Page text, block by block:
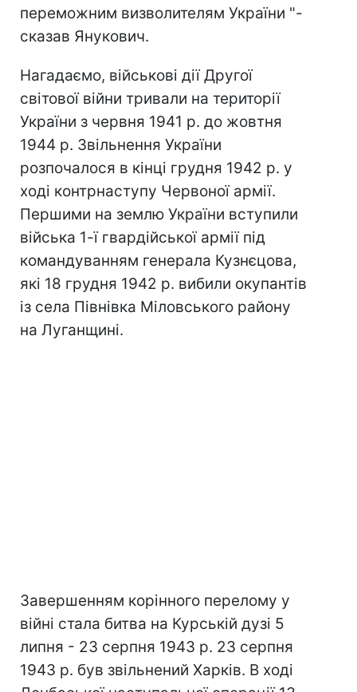
переможним визволителям України "-
сказав Янукович.
Нагадаємо, військові дії Другої
світової війни тривали на території
України з червня 1941 р. до жовтня
1944 р. Звільнення України
розпочалося в кінці грудня 1942 р. у
ході контрнаступу Червоної армії.
Першими на землю України вступили
війська 1-ї гвардійської армії під
командуванням генерала Кузнєцова,
які 18 грудня 1942 р. вибили окупантів
із села Півнівка Міловського району
на Луганщині.
Завершенням корінного перелому у
війні стала битва на Курській дузі 5
липня - 23 серпня 1943 р. 23 серпня
1943 р. був звільнений Харків. В ході